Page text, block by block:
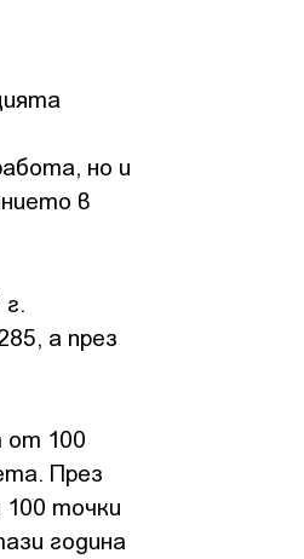
но и
в
г.
а през
от 100
През
100 точки
година